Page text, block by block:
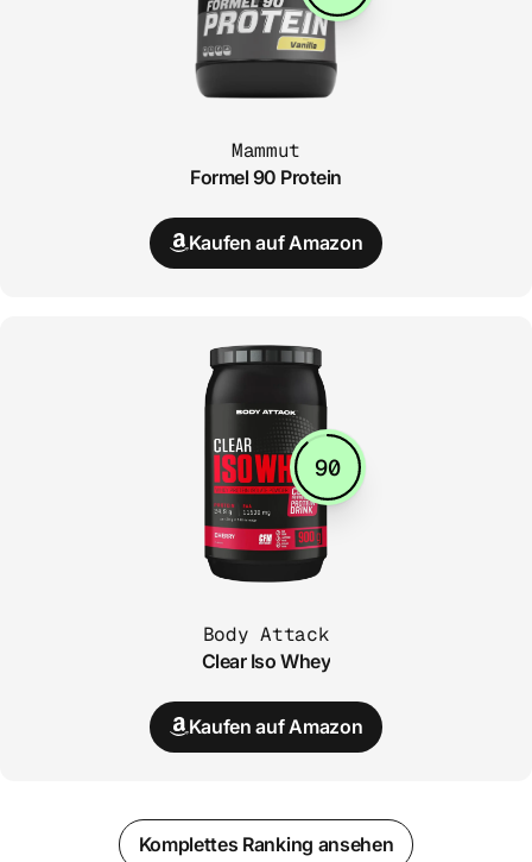
Mammut
Formel 90 Protein
Kaufen auf Amazon
90
Body Attack
Clear Iso Whey
Kaufen auf Amazon
Komplettes Ranking ansehen